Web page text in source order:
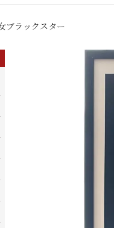
ラックスター